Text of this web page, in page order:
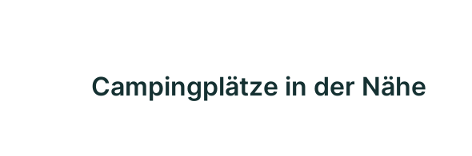
Campingplätze in der Nähe